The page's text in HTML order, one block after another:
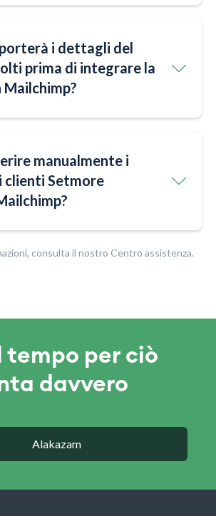
i dettagli del
prima di integrare la
Mailchimp?
manualmente i
Setmore
consulta il nostro Centro assistenza.
tempo per ciò
davvero
Alakazam